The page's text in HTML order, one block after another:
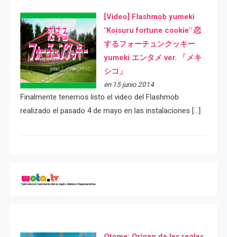
[Video] Flashmob yumeki
"Koisuru fortune cookie" 恋
するフォーチュンクッキー
yumeki エンタメ ver. 「メキ
シコ」
en 15 junio 2014
Finalmente tenemos listo el video del Flashmob
realizado el pasado 4 de mayo en las instalaciones […]